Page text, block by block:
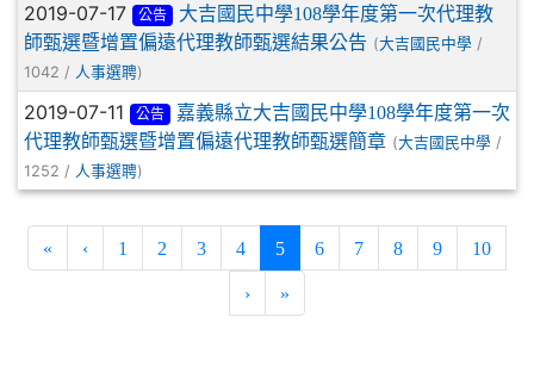
2019-07-17 公告
大吉國民中學108學年度第一次代理教
師甄選暨增置偏遠代理教師甄選結果公告 (大吉國民中學 /
1042 / 人事選聘)
2019-07-11 公告
嘉義縣立大吉國民中學108學年度第一次
代理教師甄選暨增置偏遠代理教師甄選簡章 (大吉國民中學 /
1252 / 人事選聘)
« ‹ 1 2 3 4 5(current)
6 7 8 9 10
› »